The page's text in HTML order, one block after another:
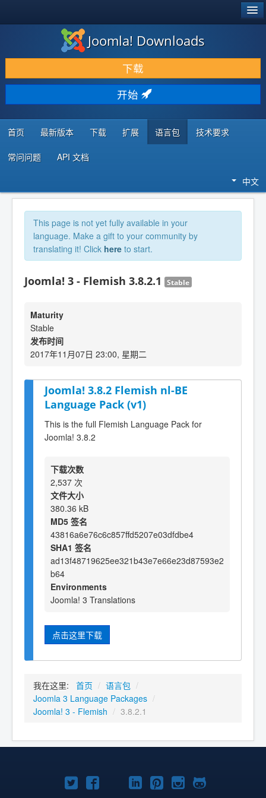
下载 & 扩展
发现 & 学习
社区 & 支持
开发者资源
Joomla! Downloads
下载
开始
首页 最新版本 下载 扩展 语言包 技术要求
常问问题 API 文档
中文
This page is not yet fully available in your
language. Make a gift to your community by
translating it! Click here to start.
Joomla! 3 - Flemish 3.8.2.1 Stable
Maturity
Stable
发布时间
2017年11月07日 23:00, 星期二
Joomla! 3.8.2 Flemish nl-BE
Language Pack (v1)
This is the full Flemish Language Pack for
Joomla! 3.8.2
下载次数
2,537 次
文件大小
380.36 kB
MD5 签名
43816a6e76c6c857ffd5207e03dfdbe4
SHA1 签名
ad13f48719625ee321b43e7e66e23d87593e2
b64
Environments
Joomla! 3 Translations
点击这里下载
我在这里: 首页 / 语言包 /
Joomla 3 Language Packages /
Joomla! 3 - Flemish / 3.8.2.1
TwitterFacebookYouTube
LinkedIn
Pinterest
Instagram
GitHub